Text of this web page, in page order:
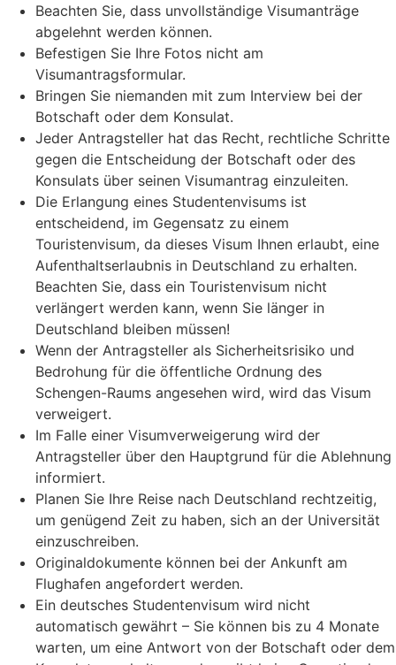
Beachten Sie, dass unvollständige Visumanträge
abgelehnt werden können.
Befestigen Sie Ihre Fotos nicht am
Visumantragsformular.
Bringen Sie niemanden mit zum Interview bei der
Botschaft oder dem Konsulat.
Jeder Antragsteller hat das Recht, rechtliche Schritte
gegen die Entscheidung der Botschaft oder des
Konsulats über seinen Visumantrag einzuleiten.
Die Erlangung eines Studentenvisums ist
entscheidend, im Gegensatz zu einem
Touristenvisum, da dieses Visum Ihnen erlaubt, eine
Aufenthaltserlaubnis in Deutschland zu erhalten.
Beachten Sie, dass ein Touristenvisum nicht
verlängert werden kann, wenn Sie länger in
Deutschland bleiben müssen!
Wenn der Antragsteller als Sicherheitsrisiko und
Bedrohung für die öffentliche Ordnung des
Schengen-Raums angesehen wird, wird das Visum
verweigert.
Im Falle einer Visumverweigerung wird der
Antragsteller über den Hauptgrund für die Ablehnung
informiert.
Planen Sie Ihre Reise nach Deutschland rechtzeitig,
um genügend Zeit zu haben, sich an der Universität
einzuschreiben.
Originaldokumente können bei der Ankunft am
Flughafen angefordert werden.
Ein deutsches Studentenvisum wird nicht
automatisch gewährt – Sie können bis zu 4 Monate
warten, um eine Antwort von der Botschaft oder dem